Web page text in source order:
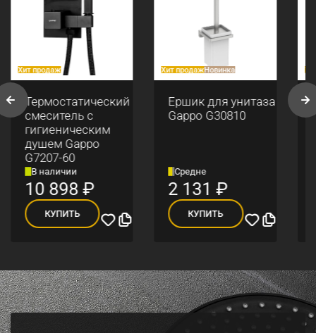
Хит продаж
Термостатический
смеситель с
гигиеническим
душем Gappo
G7207-60
В наличии
10 898₽
КУПИТЬ
Хит продажНовинка
Ершик для унитаза
Gappo G30810
Средне
2 131₽
КУПИТЬ